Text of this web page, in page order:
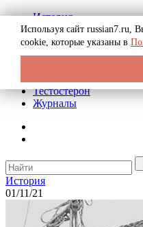
История
Биография
Криминал
Реклама на сайте
Тестостерон
Журналы
История
01/11/21
Используя сайт russian7.ru,
cookie, которые указаны в